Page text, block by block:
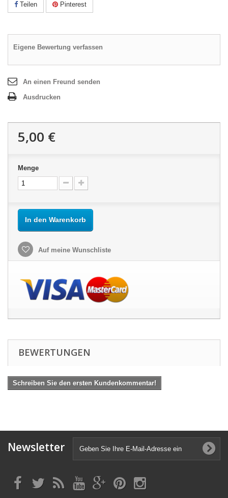
Teilen Pinterest
Eigene Bewertung verfassen
An einen Freund senden
Ausdrucken
5,00 €
Menge
In den Warenkorb
Auf meine Wunschliste
BEWERTUNGEN
Schreiben Sie den ersten Kundenkommentar!
Newsletter